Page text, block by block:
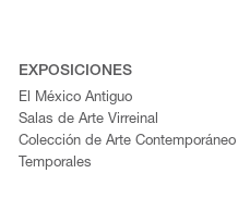
EXPOSICIONES
El México Antiguo
Salas de Arte Virreinal
Colección de Arte Contemporáneo
Temporales